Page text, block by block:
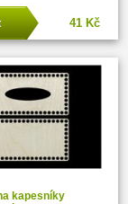
41 Kč
kapesníky